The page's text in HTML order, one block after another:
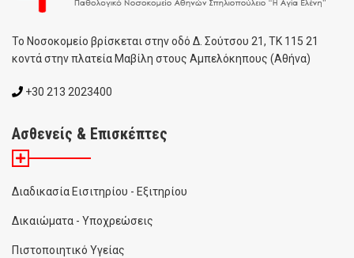
To Noσοκομείο βρίσκεται στην οδό Δ. Σούτσου 21, ΤΚ 115 21
κοντά στην πλατεία Μαβίλη στους Αμπελόκηπους (Αθήνα)
+30 213 2023400
Ασθενείς & Επισκέπτες
Διαδικασία Εισιτηρίου - Εξιτηρίου
Δικαιώματα - Υποχρεώσεις
Πιστοποιητικό Υγείας